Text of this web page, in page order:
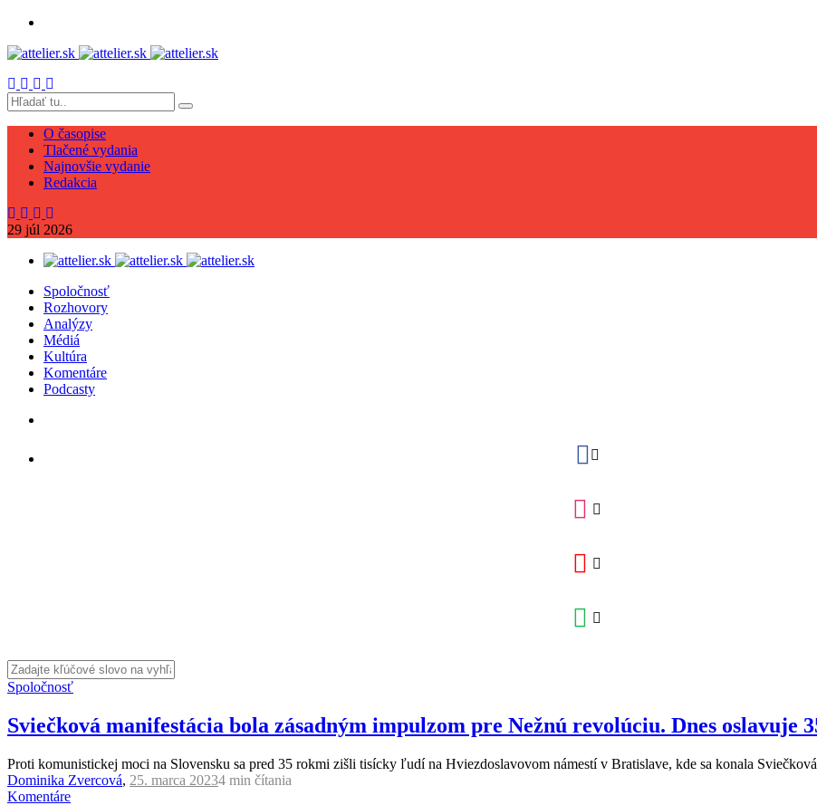
O časopise
Tlačené vydania
Najnovšie vydanie
Redakcia
29 júl 2026
Spoločnosť
Rozhovory
Analýzy
Médiá
Kultúra
Komentáre
Podcasty
Spoločnosť
Sviečková manifestácia bola zásadným impulzom pre Nežnú revolúciu. Dnes oslavuje
Proti komunistickej moci na Slovensku sa pred 35 rokmi zišli tisícky ľudí na Hviezdoslavovom námestí v Bratislave, kde sa konala
Dominika Zvercová, 25. marca 20234 min čítania
Komentáre